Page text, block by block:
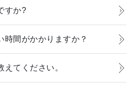
すか?
時間がかかりますか？
えてください。